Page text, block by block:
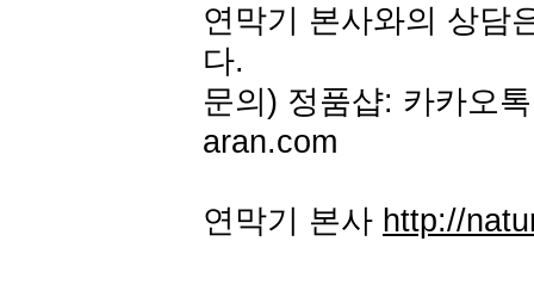
연막기 본사와의 상담
다.
문의) 정품샵: 카카오
aran.com
연막기 본사 http://